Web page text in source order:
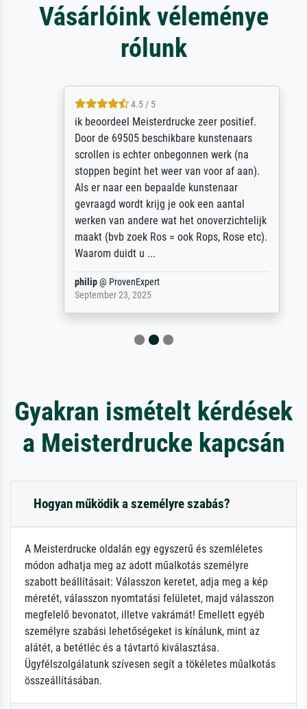
Vásárlóink véleménye
rólunk
4.5 / 5
ik beoordeel Meisterdrucke zeer positief.
Door de 69505 beschikbare kunstenaars
scrollen is echter onbegonnen werk (na
stoppen begint het weer van voor af aan).
Als er naar een bepaalde kunstenaar
gevraagd wordt krijg je ook een aantal
werken van andere wat het onoverzichtelijk
maakt (bvb zoek Ros = ook Rops, Rose etc).
Waarom duidt u ...
philip@ProvenExpert
September 23, 2025
Gyakran ismételt kérdések
a Meisterdrucke kapcsán
Hogyan működik a személyre szabás?
A Meisterdrucke oldalán egy egyszerű és szemléletes
módon adhatja meg az adott műalkotás személyre
szabott beállításait: Válasszon keretet, adja meg a kép
méretét, válasszon nyomtatási felületet, majd válasszon
megfelelő bevonatot, illetve vakrámát! Emellett egyéb
személyre szabási lehetőségeket is kínálunk, mint az
alátét, a betétléc és a távtartó kiválasztása.
Ügyfélszolgálatunk szívesen segít a tökéletes műalkotás
összeállításában.